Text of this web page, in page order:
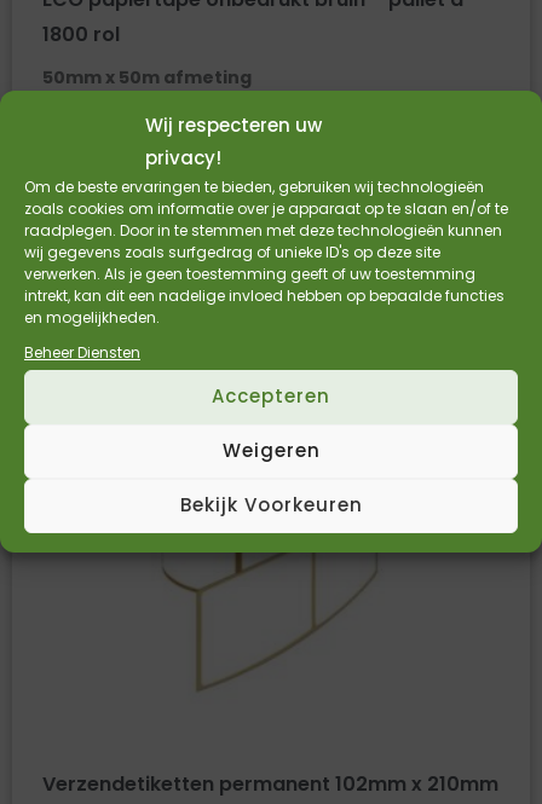
Wij respecteren uw
privacy!
Om de beste ervaringen te bieden, gebruiken wij technologieën
zoals cookies om informatie over je apparaat op te slaan en/of te
raadplegen. Door in te stemmen met deze technologieën kunnen
wij gegevens zoals surfgedrag of unieke ID's op deze site
verwerken. Als je geen toestemming geeft of uw toestemming
intrekt, kan dit een nadelige invloed hebben op bepaalde functies
en mogelijkheden.
Beheer Diensten
Accepteren
Weigeren
Bekijk Voorkeuren
1800 rol
50mm x 50m afmeting
Lijmlaag van natuurrubber
Geschikt voor recycling
€4.377,78 Incl. BTW€3.618,00Excl. BTW
Bekijk Product
Verzendetiketten permanent 102mm x 210mm